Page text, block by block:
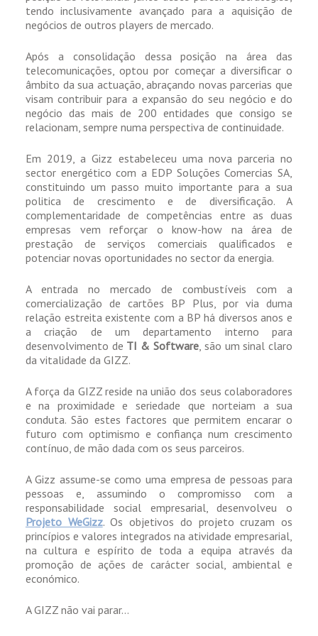
tendo inclusivamente avançado para a aquisição de
negócios de outros players de mercado.
Após a consolidação dessa posição na área das
telecomunicações, optou por começar a diversificar o
âmbito da sua actuação, abraçando novas parcerias que
visam contribuir para a expansão do seu negócio e do
negócio das mais de 200 entidades que consigo se
relacionam, sempre numa perspectiva de continuidade.
Em 2019, a Gizz estabeleceu uma nova parceria no
sector energético com a EDP Soluções Comercias SA,
constituindo um passo muito importante para a sua
politica de crescimento e de diversificação. A
complementaridade de competências entre as duas
empresas vem reforçar o know-how na área de
prestação de serviços comerciais qualificados e
potenciar novas oportunidades no sector da energia.
A entrada no mercado de combustíveis com a
comercialização de cartões BP Plus, por via duma
relação estreita existente com a BP há diversos anos e
a criação de um departamento interno para
desenvolvimento de TI & Software , são um sinal claro
da vitalidade da GIZZ.
A força da GIZZ reside na união dos seus colaboradores
e na proximidade e seriedade que norteiam a sua
conduta. São estes factores que permitem encarar o
futuro com optimismo e confiança num crescimento
contínuo, de mão dada com os seus parceiros.
A Gizz assume-se como uma empresa de pessoas para
pessoas e, assumindo o compromisso com a
responsabilidade social empresarial, desenvolveu o
Projeto WeGizz. Os objetivos do projeto cruzam os
princípios e valores integrados na atividade empresarial,
na cultura e espírito de toda a equipa através da
promoção de ações de carácter social, ambiental e
económico.
A GIZZ não vai parar…